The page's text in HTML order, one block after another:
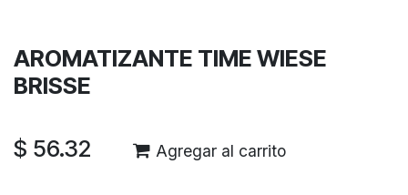
AROMATIZANTE TIME WIESE
BRISSE
$ 56.32 Agregar al carrito